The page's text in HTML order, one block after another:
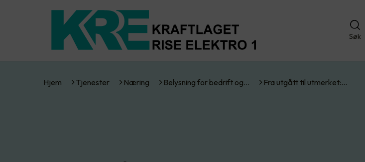
Søk
Hjem Tjenester Næring Belysning for bedrift og… Fra utgått til utmerket:…